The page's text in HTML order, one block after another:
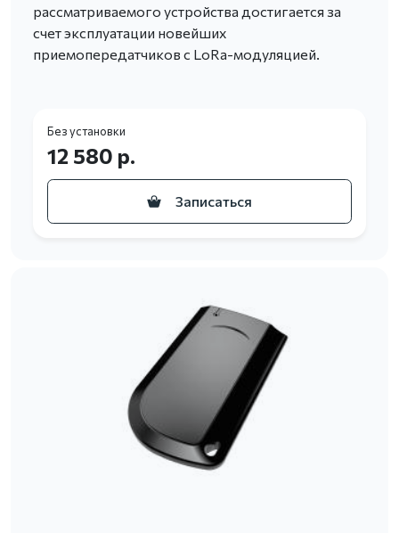
рассматриваемого устройства достигается за
счет эксплуатации новейших
приемопередатчиков с LoRa-модуляцией.
Без установки
12 580 р.
Записаться